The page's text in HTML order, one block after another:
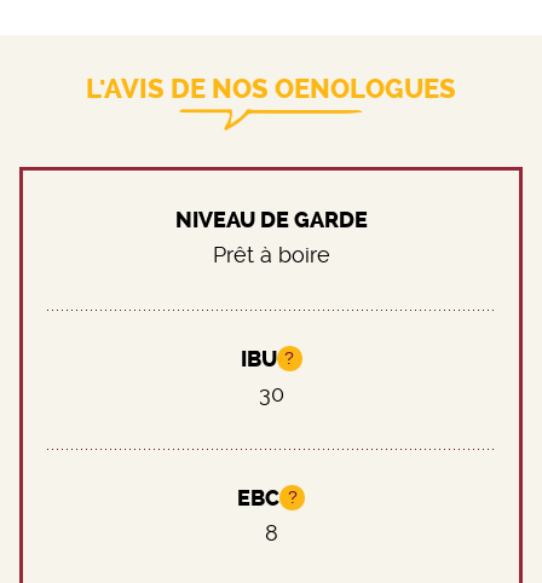
L'AVIS DE NOS OENOLOGUES
NIVEAU DE GARDE
Prêt à boire
IBU ?
30
EBC ?
8